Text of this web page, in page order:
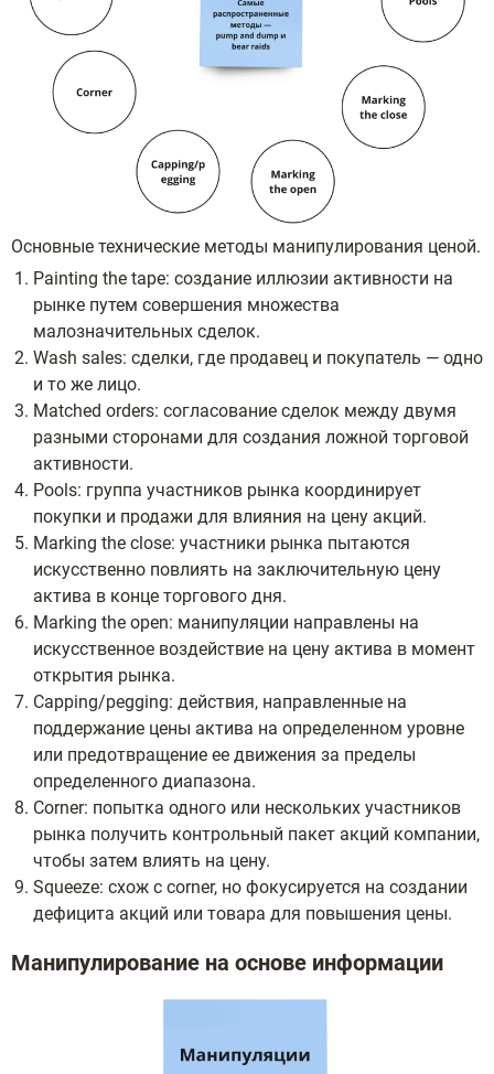
Основные технические методы манипулирования ценой.
Painting the tape: создание иллюзии активности на
рынке путем совершения множества
малозначительных сделок.
Wash sales: сделки, где продавец и покупатель — одно
и то же лицо.
Matched orders: согласование сделок между двумя
разными сторонами для создания ложной торговой
активности.
Pools: группа участников рынка координирует
покупки и продажи для влияния на цену акций.
Marking the close: участники рынка пытаются
искусственно повлиять на заключительную цену
актива в конце торгового дня.
Marking the open: манипуляции направлены на
искусственное воздействие на цену актива в момент
открытия рынка.
Capping/pegging: действия, направленные на
поддержание цены актива на определенном уровне
или предотвращение ее движения за пределы
определенного диапазона.
Corner: попытка одного или нескольких участников
рынка получить контрольный пакет акций компании,
чтобы затем влиять на цену.
Squeeze: схож с corner, но фокусируется на создании
дефицита акций или товара для повышения цены.
Манипулирование на основе информации